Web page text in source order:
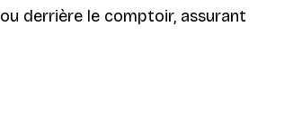
derrière le comptoir, assurant